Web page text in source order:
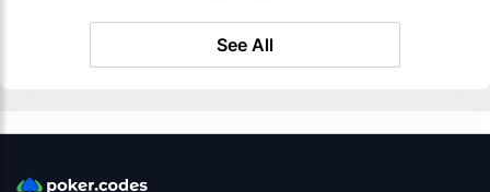
See All